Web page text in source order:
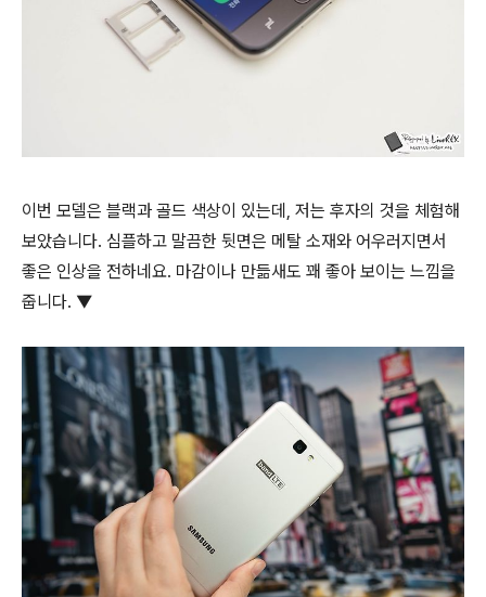
이번 모델은 블랙과 골드 색상이 있는데, 저는 후자의 것을 체험해
보았습니다. 심플하고 말끔한 뒷면은 메탈 소재와 어우러지면서
좋은 인상을 전하네요. 마감이나 만듦새도 꽤 좋아 보이는 느낌을
줍니다. ▼